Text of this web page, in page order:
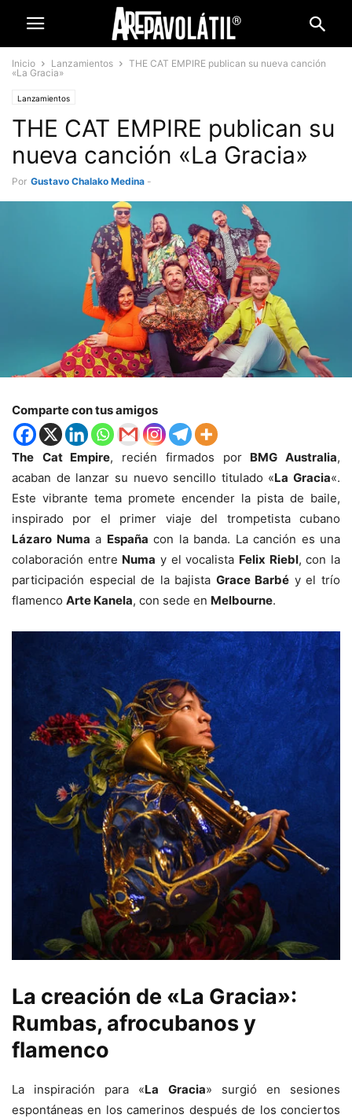
Inicio Lanzamientos
THE CAT EMPIRE publican su nueva canción
«La Gracia»
Lanzamientos
THE CAT EMPIRE publican su
nueva canción «La Gracia»
Por Gustavo Chalako Medina -
Comparte con tus amigos
The Cat Empire, recién firmados por BMG Australia,
acaban de lanzar su nuevo sencillo titulado «La Gracia«.
Este vibrante tema promete encender la pista de baile,
inspirado por el primer viaje del trompetista cubano
Lázaro Numa a España con la banda. La canción es una
colaboración entre Numa y el vocalista Felix Riebl, con la
participación especial de la bajista Grace Barbé y el trío
flamenco Arte Kanela, con sede en Melbourne.
La creación de «La Gracia»:
Rumbas, afrocubanos y
flamenco
La inspiración para «La Gracia» surgió en sesiones
espontáneas en los camerinos después de los conciertos